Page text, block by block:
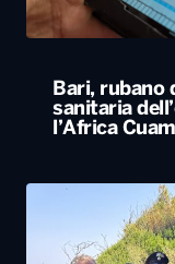
Bari, rubano
sanitaria
l’Africa